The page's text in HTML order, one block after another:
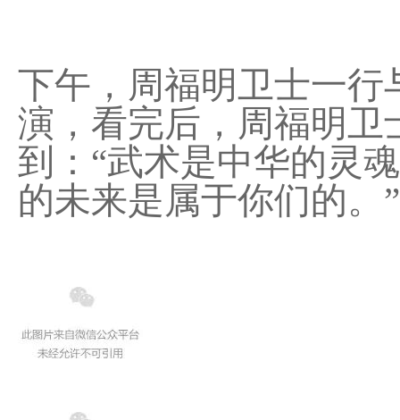
下午 ， 周福明卫士一行
演，看完后， 周福明卫
到： “武术是中华的灵魂
的未来是属于你们的。 ”